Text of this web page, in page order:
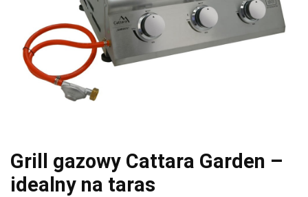
Grill gazowy Cattara Garden –
idealny na taras